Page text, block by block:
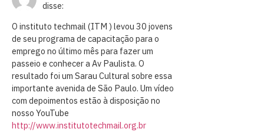
disse:
O instituto techmail (ITM ) levou 30 jovens
de seu programa de capacitação para o
emprego no último mês para fazer um
passeio e conhecer a Av Paulista. O
resultado foi um Sarau Cultural sobre essa
importante avenida de São Paulo. Um vídeo
com depoimentos estão à disposição no
nosso YouTube
http://www.institutotechmail.org.br